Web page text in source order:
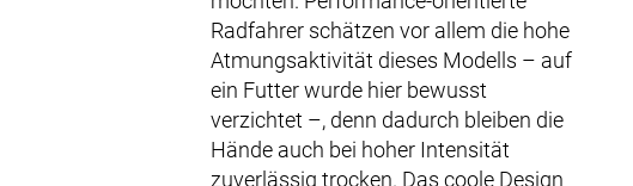
Radfahrer schätzen vor allem die hohe
Atmungsaktivität dieses Modells – auf
ein Futter wurde hier bewusst
verzichtet –, denn dadurch bleiben die
Hände auch bei hoher Intensität
zuverlässig trocken. Das coole Design